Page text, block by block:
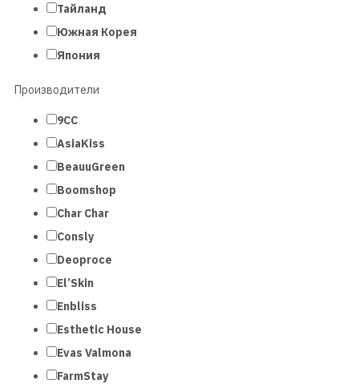
Тайланд
Южная Корея
Япония
Производители
9СС
AsiaKiss
BeauuGreen
Boomshop
Char Char
Consly
Deoproce
El’Skin
Enbliss
Esthetic House
Evas Valmona
FarmStay